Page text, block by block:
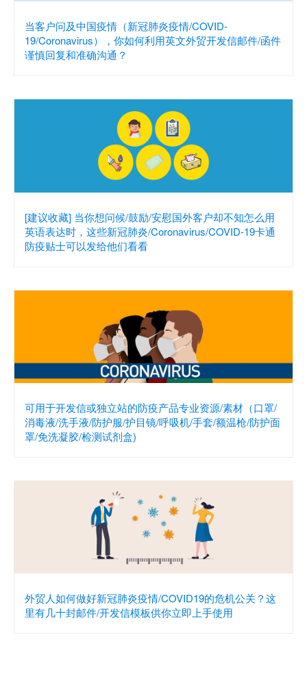
当客户问及中国疫情（新冠肺炎疫情/COVID-
19/Coronavirus），你如何利用英文外贸开发信邮件/函件
谨慎回复和准确沟通？
[建议收藏] 当你想问候/鼓励/安慰国外客户却不知怎么用
英语表达时，这些新冠肺炎/Coronavirus/COVID-19卡通
防疫贴士可以发给他们看看
可用于开发信或独立站的防疫产品专业资源/素材（口罩/
消毒液/洗手液/防护服/护目镜/呼吸机/手套/额温枪/防护面
罩/免洗凝胶/检测试剂盒)
外贸人如何做好新冠肺炎疫情/COVID19的危机公关？这
里有几十封邮件/开发信模板供你立即上手使用